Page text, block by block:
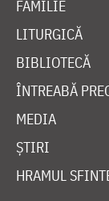
FAMILIE
LITURGICĂ
BIBLIOTECĂ
ÎNTREABĂ
MEDIA
ȘTIRI
HRAMUL